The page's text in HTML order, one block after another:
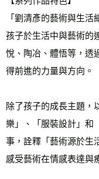
「劉清彥的藝術與生
孩子於生活中與藝術的
悅、陶冶、體悟等，透
得前進的力量與方向。
除了孩子的成長主題，
樂」、「服裝設計」和
事，詮釋「藝術源於生
感受藝術在情感表達與